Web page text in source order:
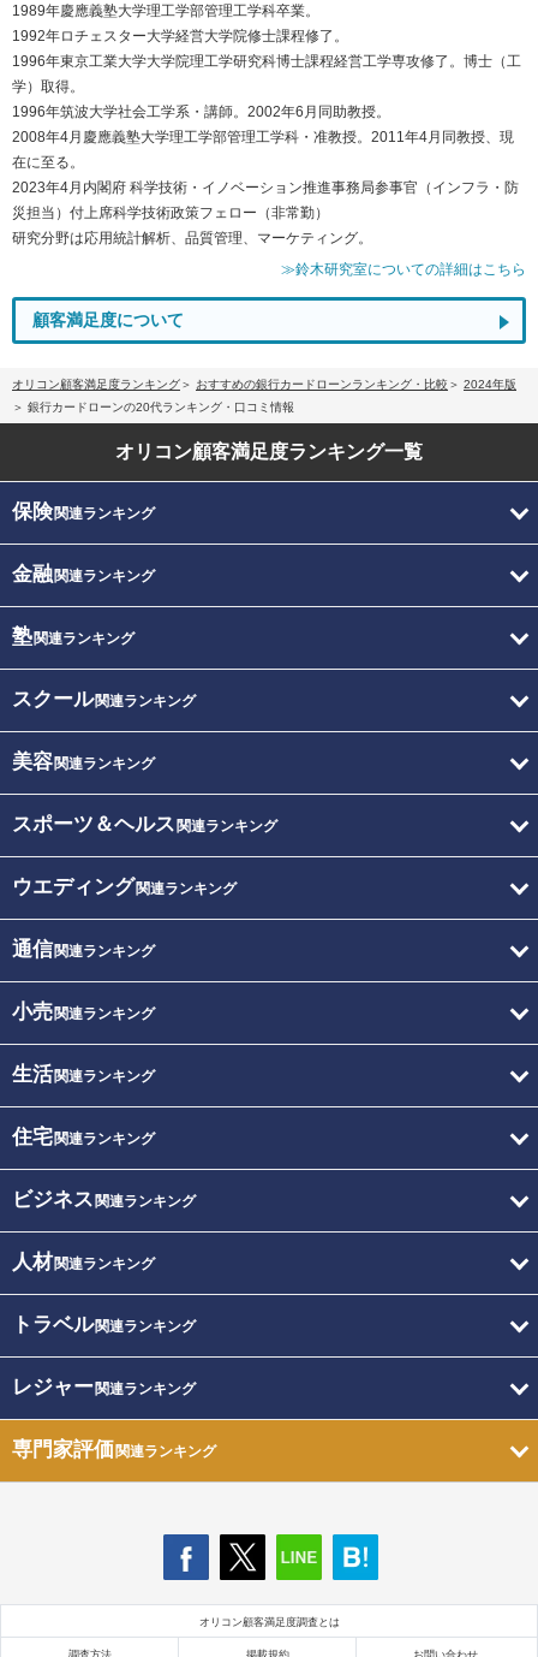
1989年慶應義塾大学理工学部管理工学科卒業。
1992年ロチェスター大学経営大学院修士課程修了。
1996年東京工業大学大学院理工学研究科博士課程経営工学専攻修了。博士（工
学）取得。
1996年筑波大学社会工学系・講師。2002年6月同助教授。
2008年4月慶應義塾大学理工学部管理工学科・准教授。2011年4月同教授、現
在に至る。
2023年4月内閣府 科学技術・イノベーション推進事務局参事官（インフラ・防
災担当）付上席科学技術政策フェロー（非常勤）
研究分野は応用統計解析、品質管理、マーケティング。
≫鈴木研究室についての詳細はこちら
顧客満足度について
オリコン顧客満足度ランキング おすすめの銀行カードローンランキング・比較
2024年版
銀行カードローンの20代ランキング・口コミ情報
オリコン顧客満足度ランキング一覧
保険関連ランキング
金融関連ランキング
塾関連ランキング
スクール関連ランキング
美容関連ランキング
スポーツ＆ヘルス 関連ランキング
ウエディング関連ランキング
通信関連ランキング
小売関連ランキング
生活関連ランキング
住宅関連ランキング
ビジネス 関連ランキング
人材関連ランキング
トラベル関連ランキング
レジャー関連ランキング
専門家評価関連ランキング
オリコン顧客満足度調査とは
調査方法 掲載規約 お問い合わせ